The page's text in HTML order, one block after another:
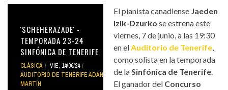
'SCHEHERAZADE' -
TEMPORADA 23-24
SINFÓNICA DE TENERIFE
CLÁSICA
VIE, 14/06/24
AUDITORIO DE TENERIFE ADÁN
MARTÍN
El pianista canadiense Jaeden
Izik-Dzurko se estrena este
viernes, 7 de junio, a las 19:30
en elAuditorio de Tenerife,
como solista en la temporada
de laSinfónica de Tenerife.
El ganador del Concurso